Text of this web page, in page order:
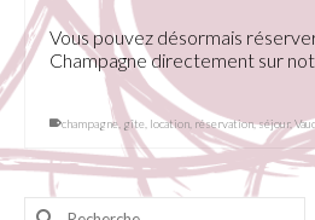
Vous pouvez désormais
Champagne directement sur
champagne gîte location réservation,séjour,
Rechercher :